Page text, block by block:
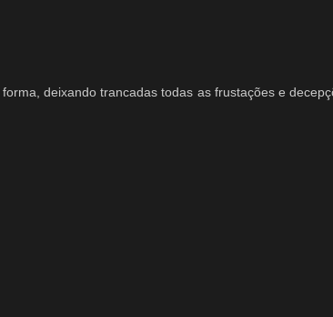
deixando trancadas todas as frustações e